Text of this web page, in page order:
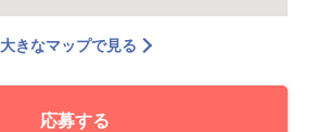
大きなマップで見る
応募する